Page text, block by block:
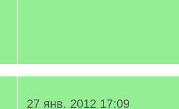
27 янв. 2012 17:09